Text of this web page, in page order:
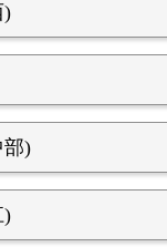
)
部)
)